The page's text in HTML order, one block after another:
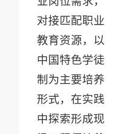
对接匹配职业
教育资源，以
中国特色学徒
制为主要培养
形式，在实践
中探索形成现